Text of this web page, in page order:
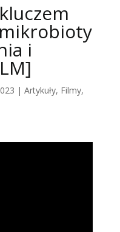
i
| Artykuły, Filmy,